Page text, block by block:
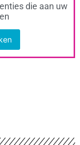
die aan uw